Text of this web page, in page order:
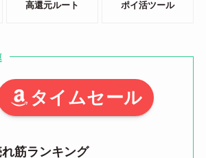
高還元ルート ポイ活ツール
タイムセール
筋ランキング